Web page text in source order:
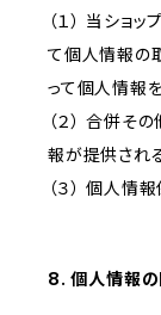
（１） 当ショ
て個人情報の
って個人情報
（２） 合併そ
報が提供され
（３） 個人情
8. 個人情報